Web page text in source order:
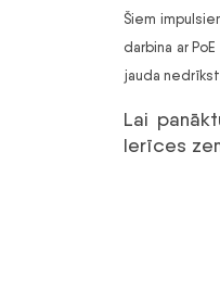
Šiem
darbina ar
jauda
Lai
Ierīces